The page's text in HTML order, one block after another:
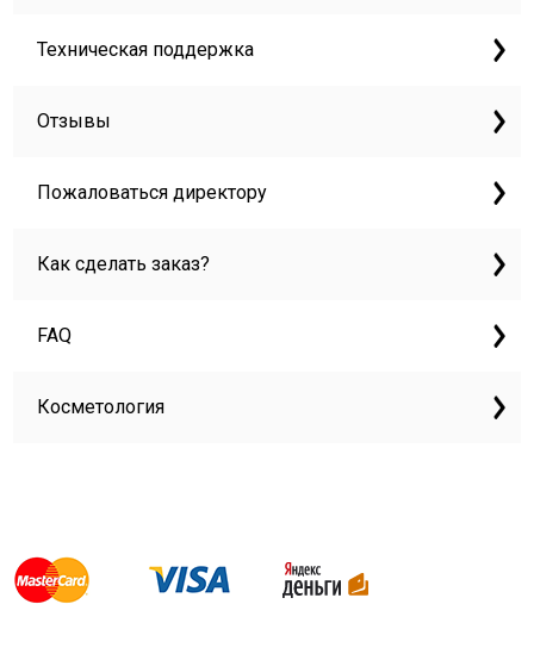
Техническая поддержка
Отзывы
Пожаловаться директору
Как сделать заказ?
FAQ
Косметология